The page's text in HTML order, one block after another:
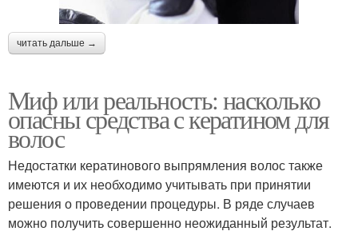
читать дальше →
Миф или реальность: насколько
опасны средства с кератином для
волос
Недостатки кератинового выпрямления волос также
имеются и их необходимо учитывать при принятии
решения о проведении процедуры. В ряде случаев
можно получить совершенно неожиданный результат.